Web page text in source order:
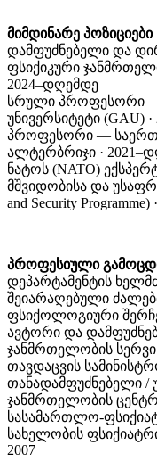
მიმდინარე პოზიციები
დამფუძნებელი და
ფსიქიკური
2024–დღემდე
სრული პროფესორი
უნივერსიტეტი (GAU)
პროფესორი —
ალტერბრიჯი ·
ნატოს (NATO)
მშვიდობისა და
and Security
პროფესიული
დეპარტამენტის
შეიარაღებული
ფსიქოლოგიური
ავტორი და
ჯანმრთელობის
თავდაცვის
თანადამფუძნებელი
ჯანმრთელობის
სასამართლო-
სახელობის
2007